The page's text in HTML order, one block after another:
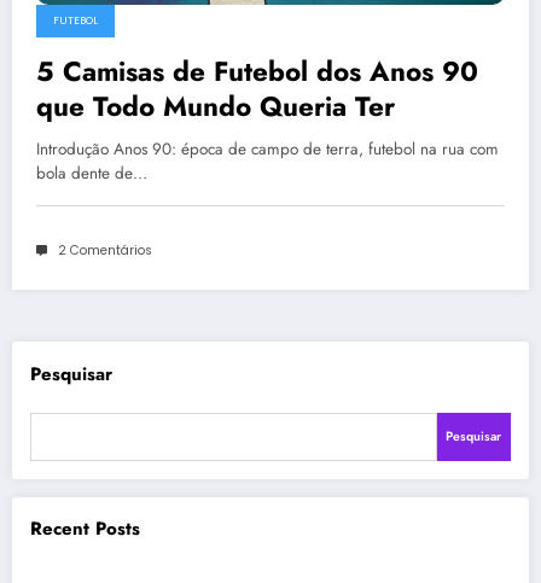
FUTEBOL
5 Camisas de Futebol dos Anos 90
que Todo Mundo Queria Ter
Introdução Anos 90: época de campo de terra, futebol na rua com
bola dente de…
2 Comentários
Pesquisar
Pesquisar
Recent Posts